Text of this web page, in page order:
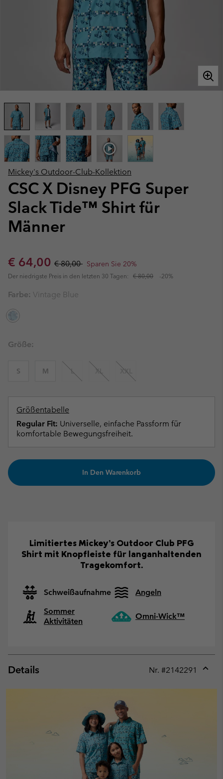
Mickey's Outdoor-Club-Kollektion
CSC X Disney PFG Super
Slack Tide™ Shirt für
Männer
Sale price:
€ 64,00 Regular price:
€ 80,00 Sparen Sie 20%
Der niedrigste Preis in den letzten 30 Tagen: € 80,00 -20%
Farbe: Vintage Blue
Größe:
S M L XL XXL
Größentabelle
Regular Fit: Universelle, einfache Passform für
komfortable Bewegungsfreiheit.
In Den Warenkorb
Limitiertes Mickey’s Outdoor Club PFG
Shirt mit Knopfleiste für langanhaltenden
Tragekomfort.
Schweißaufnahme
Angeln
Sommer
Aktivitäten
Omni-Wick™
Details Nr. #2142291
or